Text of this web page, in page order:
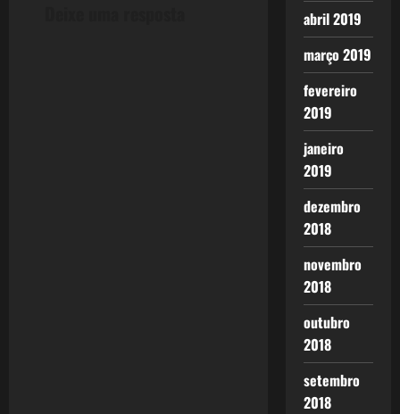
abril 2019
março 2019
fevereiro
2019
janeiro
2019
dezembro
2018
novembro
2018
outubro
2018
setembro
2018